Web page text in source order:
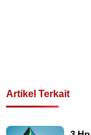
Artikel Terkait